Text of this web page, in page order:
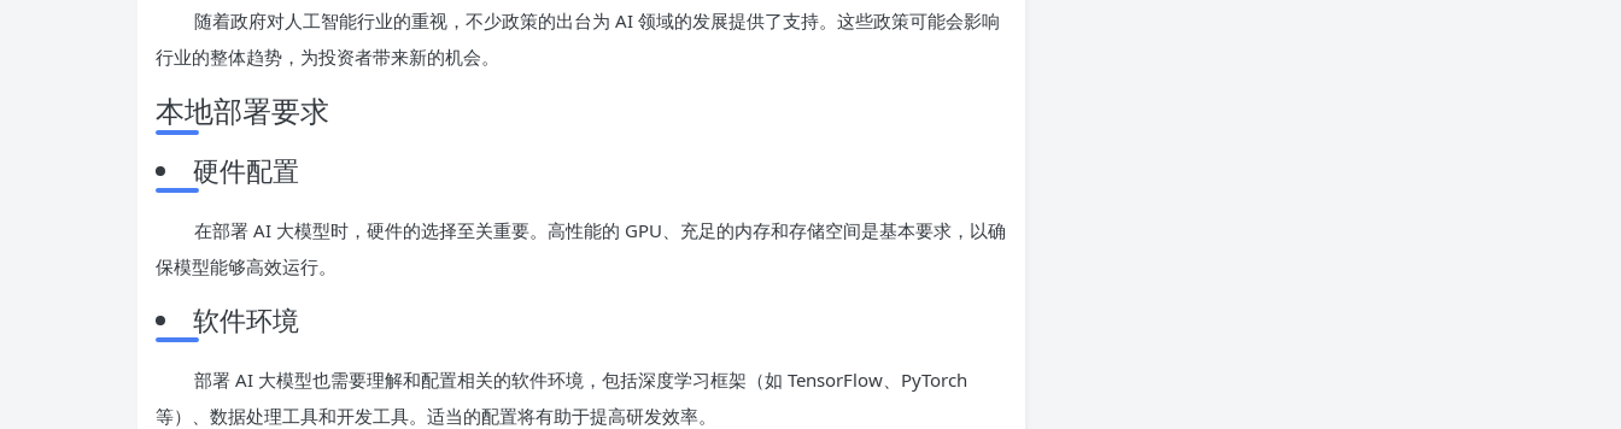
随着政府对人工智能行业的重视，不少政策的出台为 AI 领域的发展提供了支持。这些政策可能会影响
行业的整体趋势，为投资者带来新的机会。
本地部署要求
硬件配置
在部署 AI 大模型时，硬件的选择至关重要。高性能的 GPU、充足的内存和存储空间是基本要求，以确
保模型能够高效运行。
软件环境
部署 AI 大模型也需要理解和配置相关的软件环境，包括深度学习框架（如 TensorFlow、PyTorch
等）、数据处理工具和开发工具。适当的配置将有助于提高研发效率。